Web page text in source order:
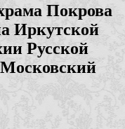
Покрова
Иркутской
Русской